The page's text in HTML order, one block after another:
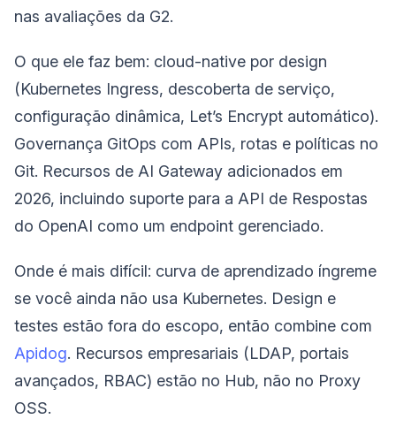
nas avaliações da G2.
O que ele faz bem: cloud-native por design
(Kubernetes Ingress, descoberta de serviço,
configuração dinâmica, Let’s Encrypt automático).
Governança GitOps com APIs, rotas e políticas no
Git. Recursos de AI Gateway adicionados em
2026, incluindo suporte para a API de Respostas
do OpenAI como um endpoint gerenciado.
Onde é mais difícil: curva de aprendizado íngreme
se você ainda não usa Kubernetes. Design e
testes estão fora do escopo, então combine com
Apidog. Recursos empresariais (LDAP, portais
avançados, RBAC) estão no Hub, não no Proxy
OSS.